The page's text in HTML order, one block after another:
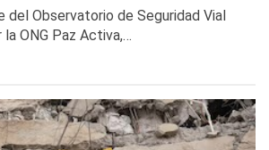
del Observatorio de Seguridad Vial
la ONG Paz Activa,…